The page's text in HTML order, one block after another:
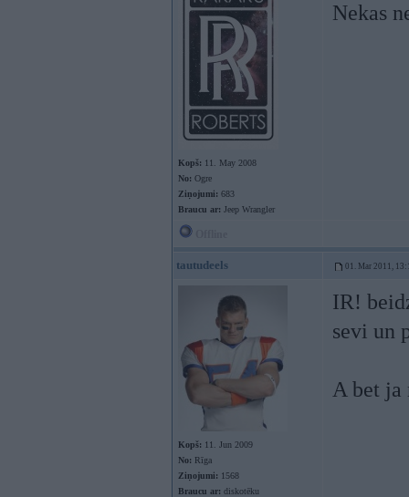
Kopš: 11. May 2008
No: Ogre
Ziņojumi: 683
Braucu ar: Jeep Wrangler
Nekas
tautudeels 01. Mar 2011,
Kopš: 11. Jun 2009
No: Rīga
Ziņojumi: 1568
Braucu ar: diskotēku
IR!
sevi un
A bet ja